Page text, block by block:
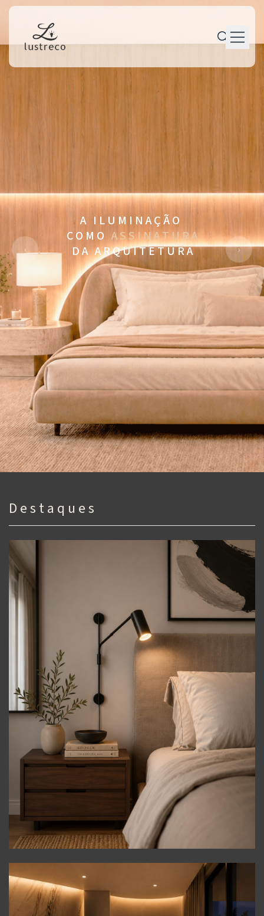
P e r s o n a l i z a ç ã o
P r o j e t o s
M a n u t e n ç ã o
T r a j e t ó r i a
C o n t a t o
A I L U M I N A Ç Ã O
C O M OA S S I N A T U R A
D A A R Q U I T E T U R A
‹ ›
D e s t a q u e s